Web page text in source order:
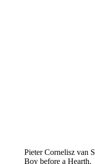
Pieter Cornelisz van
Boy before a Hearth.